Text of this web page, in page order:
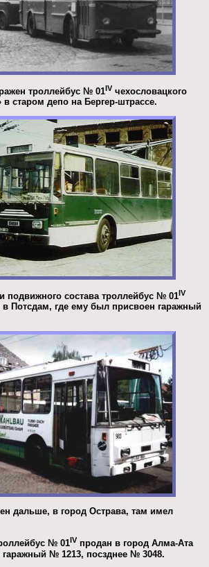
троллейбус № 01IV чехословацкого
старом депо на Бергер-штрассе.
подвижного состава троллейбус № 01IV
в Потсдам, где ему был присвоен гаражный
дальше, в город Острава, там имел
№ 01 IV продан в город Алма-Ата
гаражный № 1213, посзднее № 3048.